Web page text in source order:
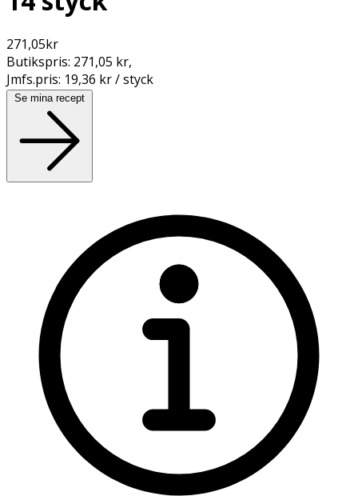
271,05kr
Butikspris: 271,05 kr,
Jmfs.pris: 19,36 kr / styck
Se mina recept